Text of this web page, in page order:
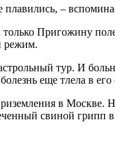
плавились, –
Пригожину
режим.
тур. И
еще тлела в
в
свиной грипп